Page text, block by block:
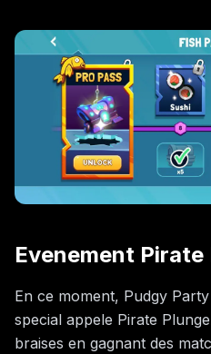
Evenement Pirate
En ce moment, Pudgy
special appele Pirate
braises en gagnant des